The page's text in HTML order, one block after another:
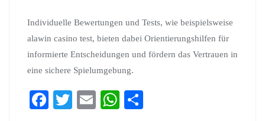
Individuelle Bewertungen und Tests, wie beispielsweise
alawin casino test, bieten dabei Orientierungshilfen für
informierte Entscheidungen und fördern das Vertrauen in
eine sichere Spielumgebung.
Fa T
E
W